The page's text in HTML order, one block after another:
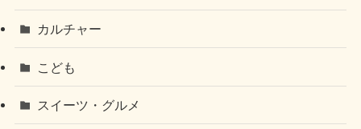
カルチャー
こども
スイーツ・グルメ